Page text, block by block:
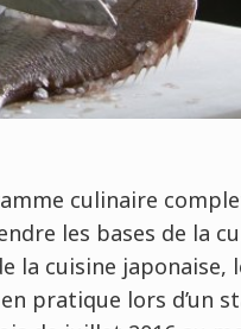
culinaire
les bases de la
la cuisine
pratique lors d’un